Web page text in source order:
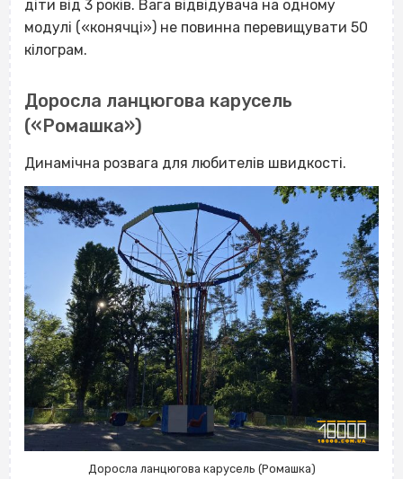
діти від 3 років. Вага відвідувача на одному
модулі («конячці») не повинна перевищувати 50
кілограм.
Доросла ланцюгова карусель
(«Ромашка»)
Динамічна розвага для любителів швидкості.
Доросла ланцюгова карусель (Ромашка)